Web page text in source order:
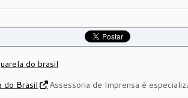
do Brasil
Assessoria de Imprensa é